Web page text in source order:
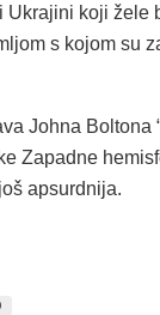
Ukrajini koji žele
s kojom su
Johna Boltona
Zapadne
apsurdnija.